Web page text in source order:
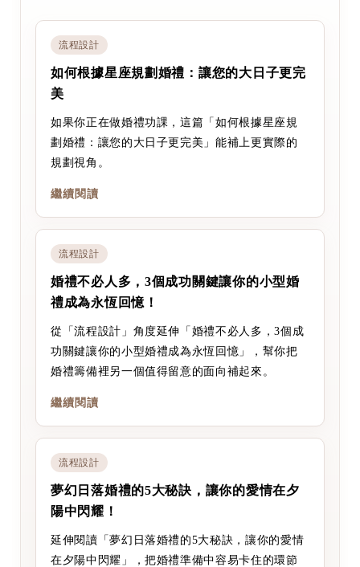
流程設計
如何根據星座規劃婚禮：讓您的大日子更完
美
如果你正在做婚禮功課，這篇「如何根據星座規
劃婚禮：讓您的大日子更完美」能補上更實際的
規劃視角。
繼續閱讀
流程設計
婚禮不必人多，3個成功關鍵讓你的小型婚
禮成為永恆回憶！
從「流程設計」角度延伸「婚禮不必人多，3個成
功關鍵讓你的小型婚禮成為永恆回憶」，幫你把
婚禮籌備裡另一個值得留意的面向補起來。
繼續閱讀
流程設計
夢幻日落婚禮的5大秘訣，讓你的愛情在夕
陽中閃耀！
延伸閱讀「夢幻日落婚禮的5大秘訣，讓你的愛情
在夕陽中閃耀」，把婚禮準備中容易卡住的環節